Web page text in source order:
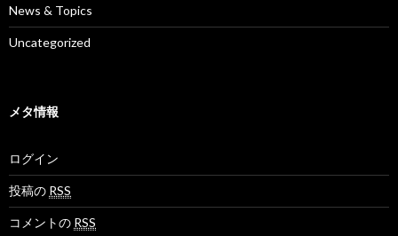
News & Topics
Uncategorized
メタ情報
ログイン
投稿の RSS
コメントの RSS